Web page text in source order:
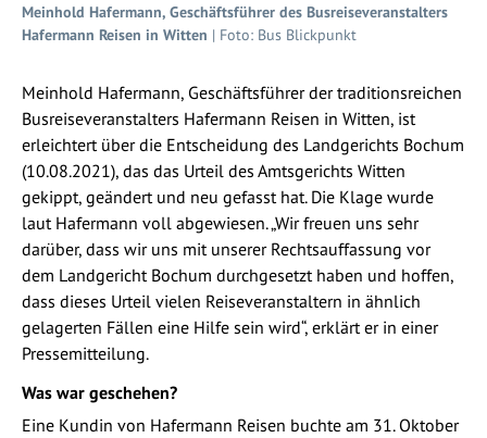
Meinhold Hafermann, Geschäftsführer des Busreiseveranstalters
Hafermann Reisen in Witten | Foto: Bus Blickpunkt
Meinhold Hafermann, Geschäftsführer der traditionsreichen
Busreiseveranstalters Hafermann Reisen in Witten, ist
erleichtert über die Entscheidung des Landgerichts Bochum
(10.08.2021), das das Urteil des Amtsgerichts Witten
gekippt, geändert und neu gefasst hat. Die Klage wurde
laut Hafermann voll abgewiesen. „Wir freuen uns sehr
darüber, dass wir uns mit unserer Rechtsauffassung vor
dem Landgericht Bochum durchgesetzt haben und hoffen,
dass dieses Urteil vielen Reiseveranstaltern in ähnlich
gelagerten Fällen eine Hilfe sein wird“, erklärt er in einer
Pressemitteilung.
Was war geschehen?
Eine Kundin von Hafermann Reisen buchte am 31. Oktober